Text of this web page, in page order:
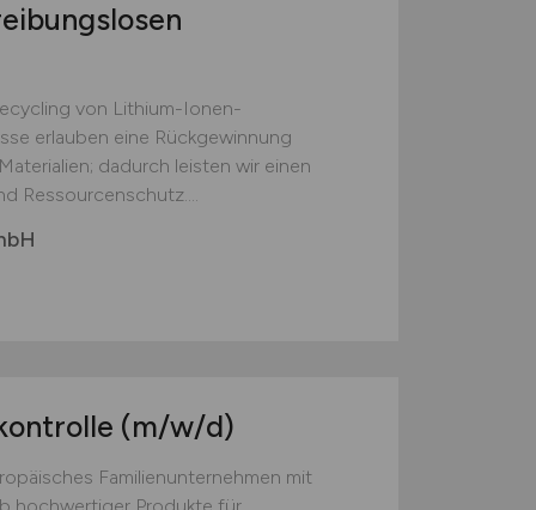
von Lithium-Ionen-
erlauben eine Rückgewinnung
dadurch leisten wir einen
Ressourcenschutz....
(m/w/d)
Familienunternehmen mit